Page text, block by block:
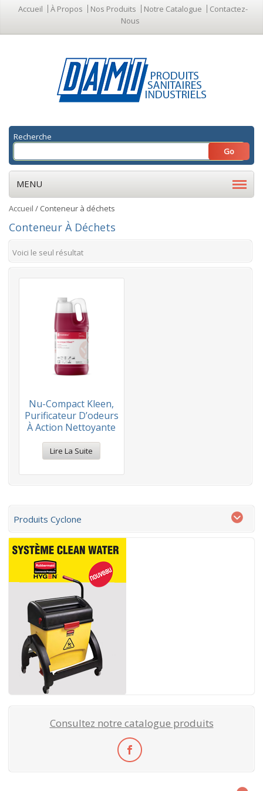
Accueil À Propos Nos Produits Notre Catalogue
Contactez-
Nous
Recherche
MENU
Accueil / Conteneur à déchets
Conteneur À Déchets
Voici le seul résultat
Nu-Compact Kleen,
Purificateur D’odeurs
À Action Nettoyante
Lire La Suite
Produits Cyclone
Consultez notre catalogue produits